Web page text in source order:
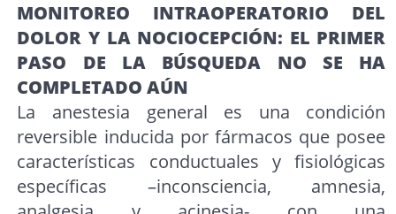
MONITOREO INTRAOPERATORIO DEL
DOLOR Y LA NOCIOCEPCIÓN: EL PRIMER
PASO DE LA BÚSQUEDA NO SE HA
COMPLETADO AÚN
La anestesia general es una condición
reversible inducida por fármacos que posee
características conductuales y fisiológicas
específicas –inconsciencia, amnesia,